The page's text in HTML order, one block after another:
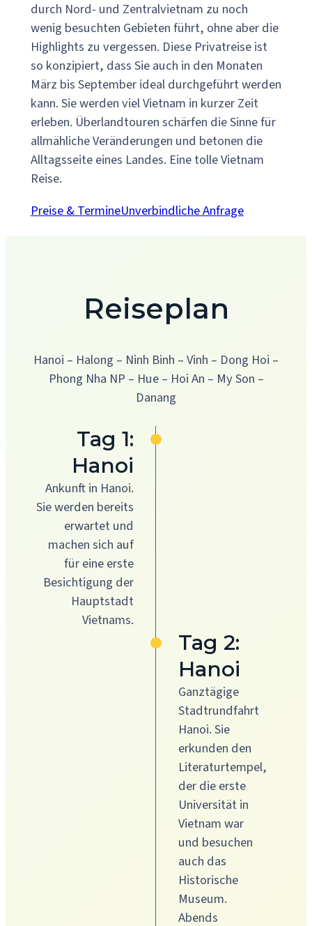
durch Nord- und Zentralvietnam zu noch
wenig besuchten Gebieten führt, ohne aber die
Highlights zu vergessen. Diese Privatreise ist
so konzipiert, dass Sie auch in den Monaten
März bis September ideal durchgeführt werden
kann. Sie werden viel Vietnam in kurzer Zeit
erleben. Überlandtouren schärfen die Sinne für
allmähliche Veränderungen und betonen die
Alltagsseite eines Landes. Eine tolle Vietnam
Reise.
Preise & TermineUnverbindliche Anfrage
Reiseplan
Hanoi – Halong – Ninh Binh – Vinh – Dong Hoi –
Phong Nha NP – Hue – Hoi An – My Son –
Danang
Tag 1:
Hanoi
Ankunft in Hanoi.
Sie werden bereits
erwartet und
machen sich auf
für eine erste
Besichtigung der
Hauptstadt
Vietnams.
Tag 2:
Hanoi
Ganztägige
Stadtrundfahrt
Hanoi. Sie
erkunden den
Literaturtempel,
der die erste
Universität in
Vietnam war
und besuchen
auch das
Historische
Museum.
Abends